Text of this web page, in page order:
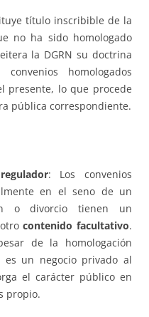
título inscribible de la
no ha sido homologado
la DGRN su doctrina
homologados
presente, lo que procede
pública correspondiente.
: Los convenios
en el seno de un
o divorcio tienen un
contenido facultativo.
de la homologación
es un negocio privado al
el carácter público en
propio.